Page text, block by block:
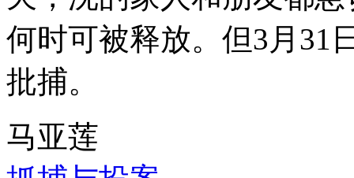
何时可被释放。但3月31
批捕。
马亚莲